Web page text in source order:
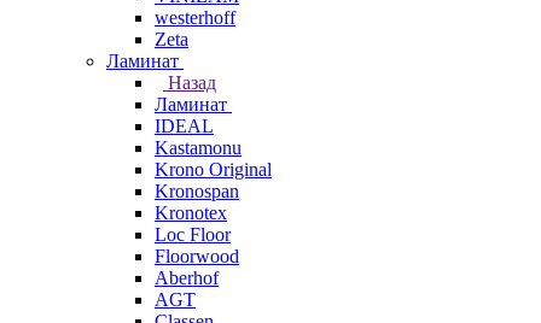
westerhoff
Zeta
Ламинат
Назад
Ламинат
IDEAL
Kastamonu
Krono Original
Kronospan
Kronotex
Loc Floor
Floorwood
Aberhof
AGT